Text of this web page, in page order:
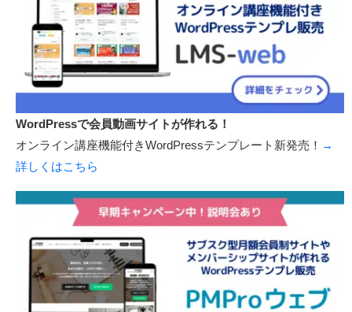
WordPressで会員動画サイトが作れる！
オンライン講座機能付きWordPressテンプレート新発売！ →
詳しくはこちら